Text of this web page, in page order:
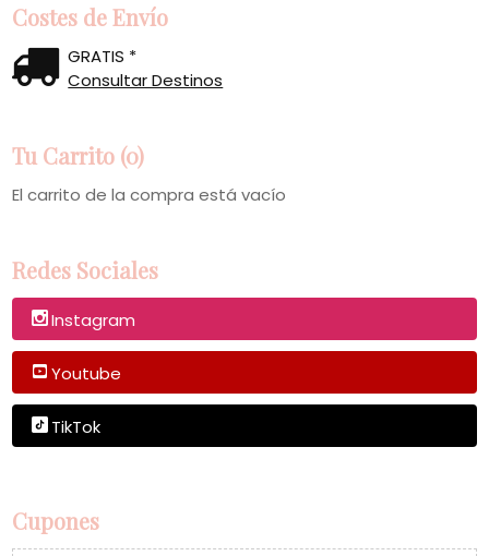
Costes de Envío
GRATIS *
Consultar Destinos
Tu Carrito (0)
El carrito de la compra está vacío
Redes Sociales
Instagram
Youtube
TikTok
Cupones